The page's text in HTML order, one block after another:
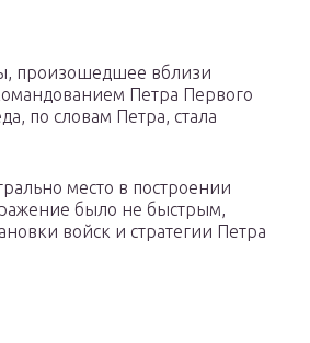
произошедшее вблизи
Петра Первого
по словам Петра, стала
место в построении
было не быстрым,
войск и стратегии Петра